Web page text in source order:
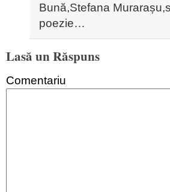
Bună,Stefana
poezie…
Lasă un Răspuns
Comentariu